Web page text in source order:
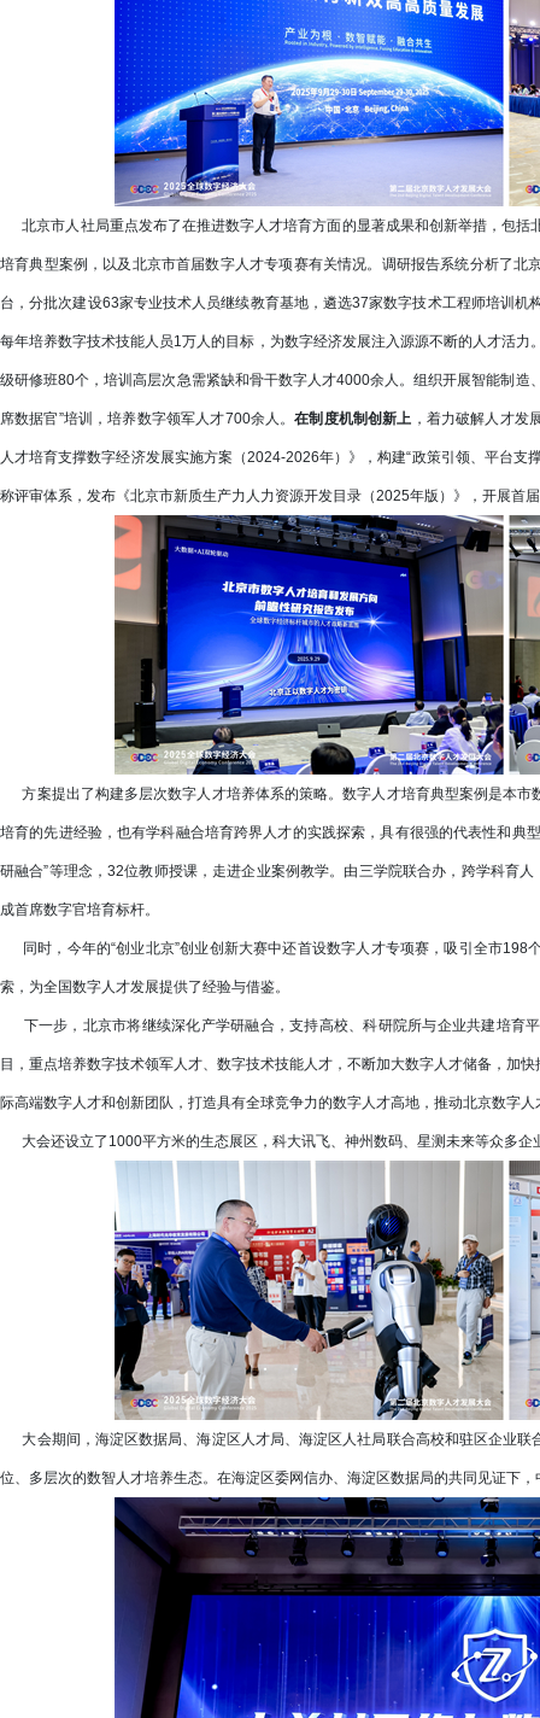
北京市人社局重点发布了在推进数字人才培育方面的显著成果和创新举措，包括
培育典型案例，以及北京市首届数字人才专项赛有关情况。调研报告系统分析了北
台，分批次建设63家专业技术人员继续教育基地，遴选37家数字技术工程师培训
每年培养数字技术技能人员1万人的目标，为数字经济发展注入源源不断的人才活力
级研修班80个，培训高层次急需紧缺和骨干数字人才4000余人。组织开展智能制
席数据官”培训，培养数字领军人才700余人。在制度机制创新上 ，着力破解人才发
人才培育支撑数字经济发展实施方案（2024-2026年）》，构建“政策引领、平台
称评审体系，发布《北京市新质生产力人力资源开发目录（2025年版）》，开展首
方案提出了构建多层次数字人才培养体系的策略。数字人才培育典型案例是本市
培育的先进经验，也有学科融合培育跨界人才的实践探索，具有很强的代表性和典
研融合”等理念，32位教师授课，走进企业案例教学。由三学院联合办，跨学科育
成首席数字官培育标杆。
同时，今年的“创业北京”创业创新大赛中还首设数字人才专项赛，吸引全市198
索，为全国数字人才发展提供了经验与借鉴。
下一步，北京市将继续深化产学研融合，支持高校、科研院所与企业共建培育
目，重点培养数字技术领军人才、数字技术技能人才，不断加大数字人才储备，加
际高端数字人才和创新团队，打造具有全球竞争力的数字人才高地，推动北京数字
大会还设立了1000平方米的生态展区，科大讯飞、神州数码、星测未来等众多企
大会期间，海淀区数据局、海淀区人才局、海淀区人社局联合高校和驻区企业联
位、多层次的数智人才培养生态。在海淀区委网信办、海淀区数据局的共同见证下